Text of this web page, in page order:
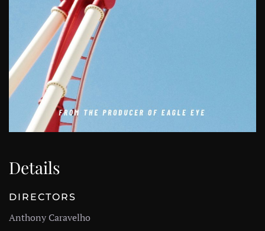
Details
DIRECTORS
Anthony Caravelho